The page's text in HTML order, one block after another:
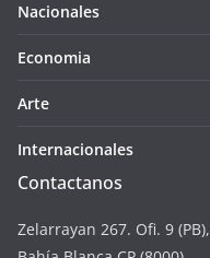
Nacionales
Economia
Arte
Internacionales
Contactanos
Zelarrayan 267. Ofi. 9 (PB),